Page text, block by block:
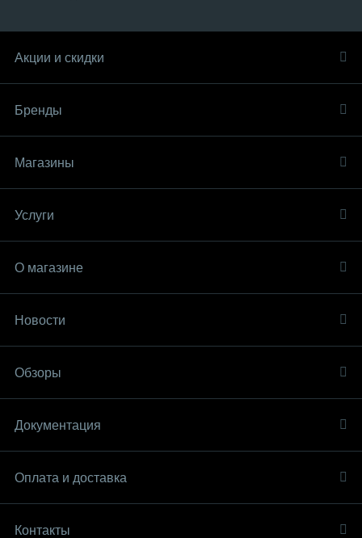
Акции и скидки
Бренды
Магазины
Услуги
О магазине
Новости
Обзоры
Документация
Оплата и доставка
Контакты